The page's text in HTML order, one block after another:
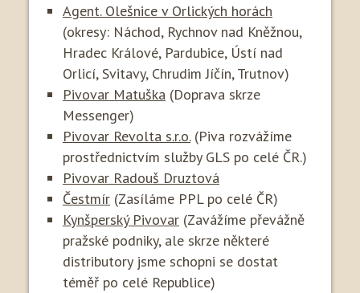
Agent. Olešnice v Orlických horách
(okresy: Náchod, Rychnov nad Kněžnou,
Hradec Králové, Pardubice, Ústí nad
Orlicí, Svitavy, Chrudim Jíčín, Trutnov)
Pivovar Matuška (Doprava skrze
Messenger)
Pivovar Revolta s.r.o. (Piva rozvážíme
prostřednictvím služby GLS po celé ČR.)
Pivovar Radouš Druztová
Čestmír (Zasíláme PPL po celé ČR)
Kynšperský Pivovar (Zavážíme převážně
pražské podniky, ale skrze některé
distributory jsme schopni se dostat
téměř po celé Republice)